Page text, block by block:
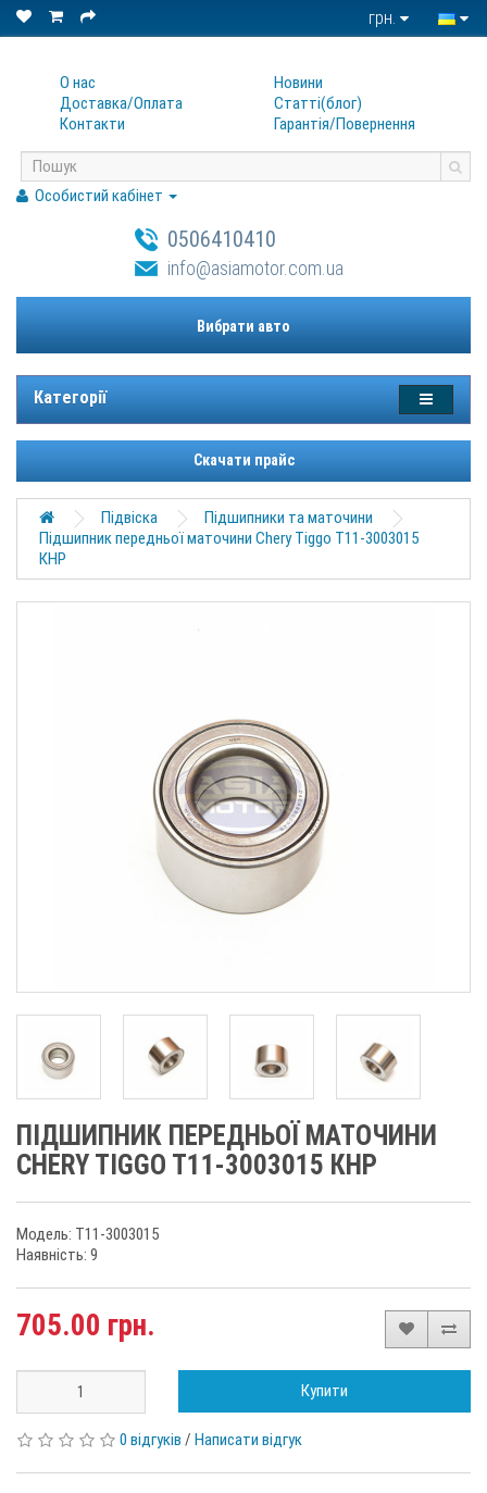
грн.
О нас
Доставка/Оплата
Контакти
Новини
Статтi(блог)
Гарантiя/Повернення
Особистий кабінет
0506410410
info@asiamotor.com.ua
Вибрати авто
Категорії
Скачати прайс
Підвіска
Підшипники та маточини
Підшипник передньої маточини Chery Tiggo T11-3003015
КНР
ПІДШИПНИК ПЕРЕДНЬОЇ МАТОЧИНИ
CHERY TIGGO T11-3003015 КНР
Модель: T11-3003015
Наявність: 9
705.00 грн.
Купити
0 відгуків / Написати відгук